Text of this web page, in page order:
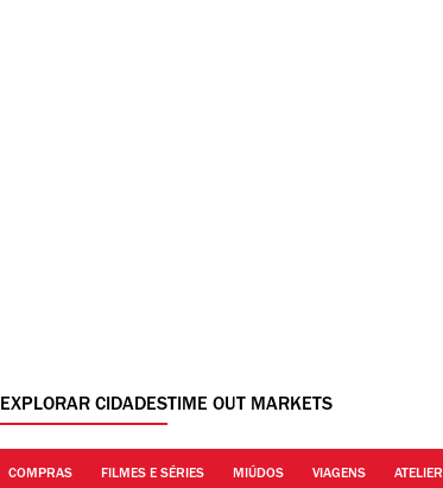
EXPLORAR CIDADESTIME OUT MARKETS
COMPRAS FILMES E SÉRIES MIÚDOS VIAGENS ATELIER